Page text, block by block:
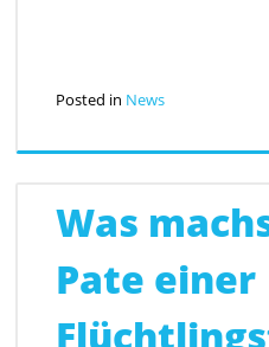
Posted in News
Was
Pate einer